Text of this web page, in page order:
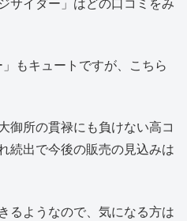
もキュートですが、こちら
御所の貫禄にも負けない高コ
続出で今後の販売の見込みは
るようなので、気になる方は